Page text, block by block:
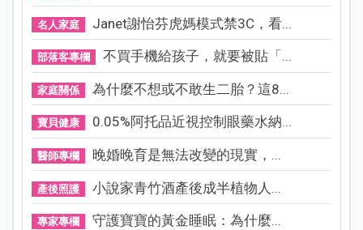
名人家庭 Janet謝怡芬虎媽模式禁3C，看...
部落客專欄 不買手機給孩子，就要被貼「...
家庭關係 為什麼不想或不敢生二胎？這8...
寶貝健康 0.05%阿托品近視控制眼藥水納...
醫師專欄 晚婚晚育是無法改變的現實，...
產後照護 小說家青竹酒產後成半植物人...
專家專欄 守護寶寶的黃金睡眠：為什麼...